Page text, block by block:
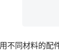
同材料的配件